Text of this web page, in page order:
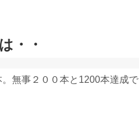
・・
無事２００本と1200本達成で